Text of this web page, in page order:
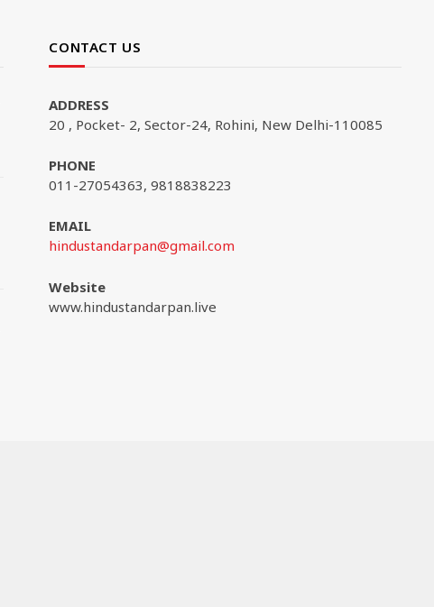
CONTACT US
ADDRESS
20 , Pocket- 2, Sector-24, Rohini, New Delhi-110085
PHONE
011-27054363, 9818838223
EMAIL
hindustandarpan@gmail.com
Website
www.hindustandarpan.live